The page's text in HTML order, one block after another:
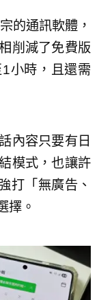
的通訊軟體，
削減了免費版
小時，且還需
內容只要有日
模式，也讓許
打「無廣告、
擇。